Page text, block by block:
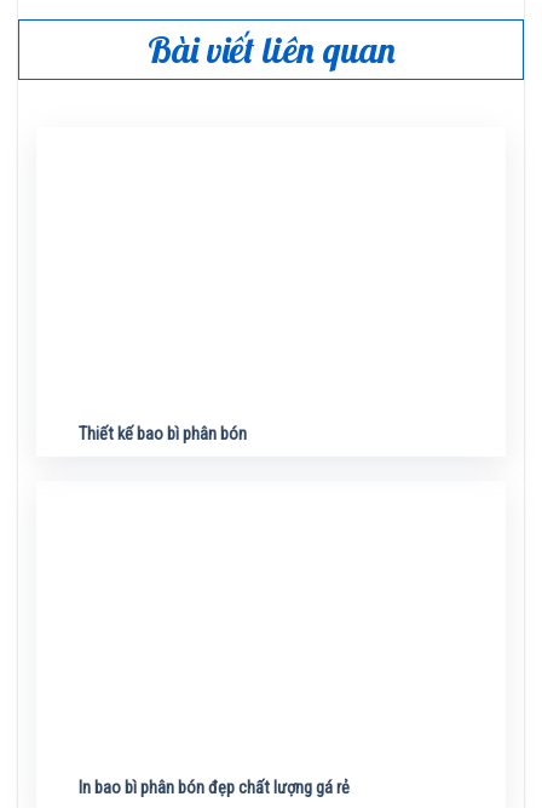
Bài viết liên quan
Thiết kế bao bì phân bón
In bao bì phân bón đẹp chất lượng gá rẻ